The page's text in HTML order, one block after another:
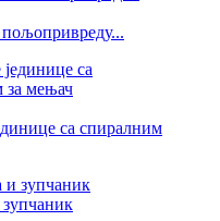
са спиралним
зупчаник